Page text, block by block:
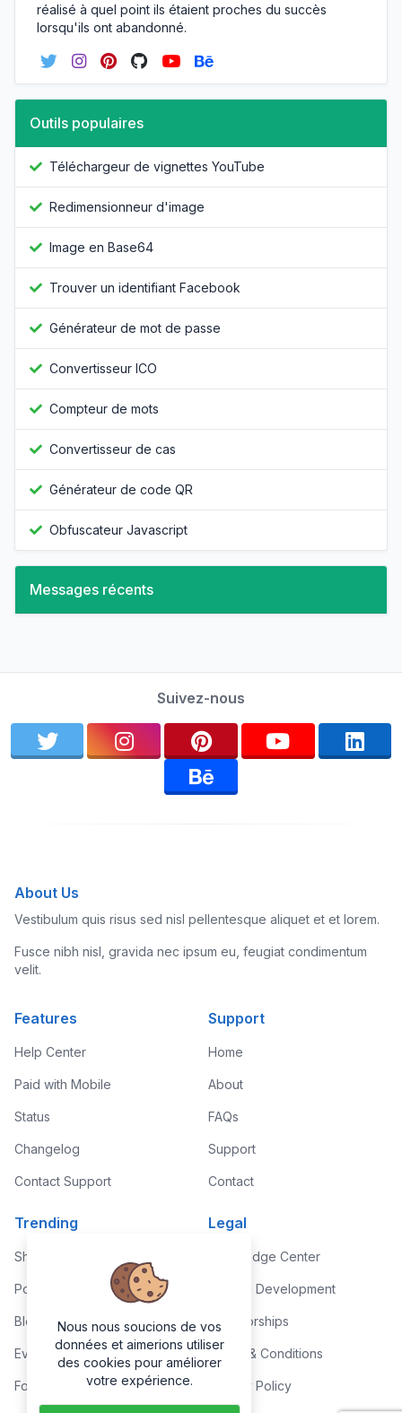
réalisé à quel point ils étaient proches du succès
lorsqu'ils ont abandonné.
Outils populaires
Téléchargeur de vignettes YouTube
Redimensionneur d'image
Image en Base64
Trouver un identifiant Facebook
Générateur de mot de passe
Convertisseur ICO
Compteur de mots
Convertisseur de cas
Générateur de code QR
Obfuscateur Javascript
Messages récents
Suivez-nous
About Us
Vestibulum quis risus sed nisl pellentesque aliquet et et lorem.
Fusce nibh nisl, gravida nec ipsum eu, feugiat condimentum
velit.
Features
Help Center
Paid with Mobile
Status
Changelog
Contact Support
Support
Home
About
FAQs
Support
Contact
Trending
Shop
Portfolio
Blog
Events
Forums
Legal
Knowledge Center
Custom Development
Sponsorships
Terms & Conditions
Privacy Policy
Nous nous soucions de vos
données et aimerions utiliser
des cookies pour améliorer
votre expérience.